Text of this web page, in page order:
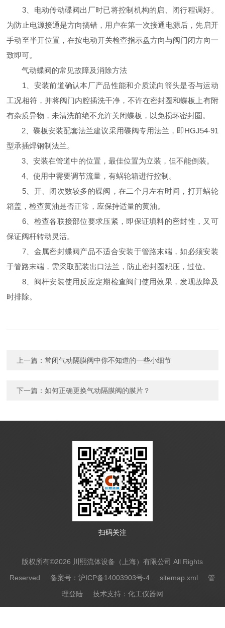
3、电动传动碟阀出厂时已将控制机构的启、闭行程调好。
为防止电源接通是方向搞错，用户在第一次接通电源后，先启开
手动至半开位置，在按电动开关检查指示盘方向与阀门闭方向一
致即可。
气动蝶阀的常见故障及消除方法
1、安装前道确认本厂产品性能和介质流向箭头是否与运动
工况相符，并将阀门内腔插洗干净，不许在密封圈和蝶板上有附
有杂质异物，未清洗前绝不允许关闭蝶板，以免损坏密封圈。
2、碟板安装配套法兰建议采用碟阀专用法兰，即HGJ54-91
型承插焊钢制法兰。
3、安装在管道中的位置，最佳位置为立装，但不能倒装。
4、使用中需要调节流量，有蜗轮箱进行控制。
5、开、闭次数较多的碟阀，在二个月左右时间，打开蜗轮
箱盖，检查黄油是否正常，应保持适量的黄油。
6、检查各联接部位要求压紧，即保证填料的密封性，又可
保证阀杆转动灵活。
7、金属密封蝶阀产品不适合安装于管路末端，如必须安装
于管路末端，需采取配装出口法兰，防止密封圈积压，过位。
8、阀杆安装使用反应定期检查阀门使用效果，发现故障及
时排除。
上一篇：常闭气动隔膜阀中你不知道的一些小细节
下一篇：如何正确更换气动隔膜阀的膜片？
扫码关注
版权所有©2026 川熙流体设备（上海）有限公司 All Rights
Reserved备案号：沪ICP备14003903号-4 sitemap.xml
管
理登陆技术支持： 化工仪器网